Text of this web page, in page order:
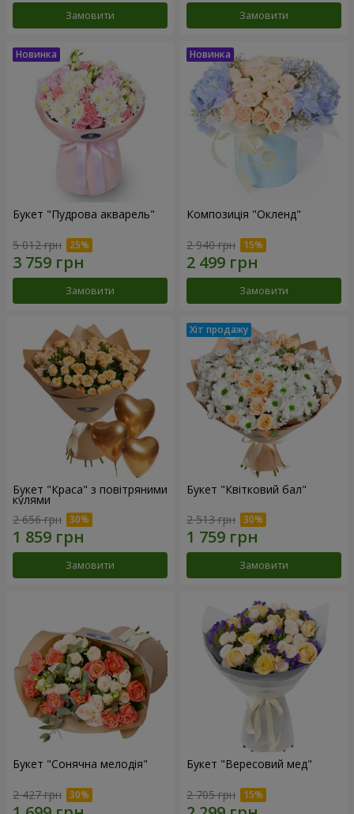
Замовити Замовити
Букет "Пудрова акварель"
5 012 грн
Замовити
Композиція "Окленд"
2 940 грн
Замовити
Букет "Краса" з повітряними
кулями
2 656 грн
Замовити
Букет "Квітковий бал"
2 513 грн
Замовити
Букет "Сонячна мелодія"
2 427 грн
Букет "Вересовий мед"
2 705 грн